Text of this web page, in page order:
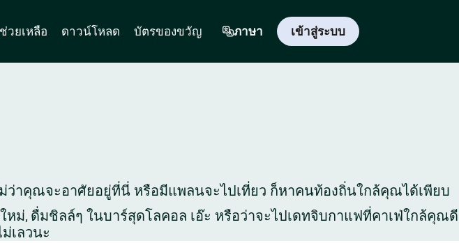
วยเหลือ ดาวน์โหลด บัตรของขวัญ ภาษา เข้าสู่ระบบ
ว่าคุณจะอาศัยอยู่ที่นี่ หรือมีแพลนจะไปเที่ยว ก็หาคนท้องถิ่นใกล้คุณได้เพียบ
ม่, ดื่มชิลล์ๆ ในบาร์สุดโลคอล เอ๊ะ หรือว่าจะไปเดทจิบกาแฟที่คาเฟ่ใกล้คุณดี
เลวนะ